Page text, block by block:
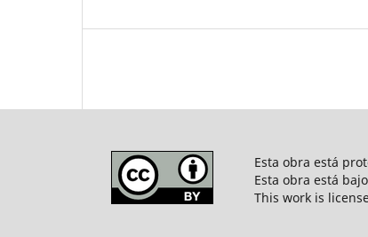
Esta obra está
Esta obra está
This work is